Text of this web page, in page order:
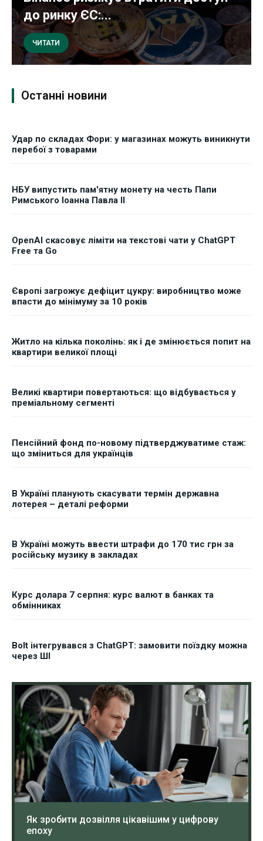
до ринку ЄС:...
ЧИТАТИ
Останні новини
Удар по складах Фори: у магазинах можуть виникнути
перебої з товарами
НБУ випустить пам'ятну монету на честь Папи
Римського Іоанна Павла II
OpenAI скасовує ліміти на текстові чати у ChatGPT
Free та Go
Європі загрожує дефіцит цукру: виробництво може
впасти до мінімуму за 10 років
Житло на кілька поколінь: як і де змінюється попит на
квартири великої площі
Великі квартири повертаються: що відбувається у
преміальному сегменті
Пенсійний фонд по-новому підтверджуватиме стаж:
що зміниться для українців
В Україні планують скасувати термін державна
лотерея – деталі реформи
В Україні можуть ввести штрафи до 170 тис грн за
російську музику в закладах
Курс долара 7 серпня: курс валют в банках та
обмінниках
Bolt інтегрувався з ChatGPT: замовити поїздку можна
через ШІ
Як зробити дозвілля цікавішим у цифрову
епоху